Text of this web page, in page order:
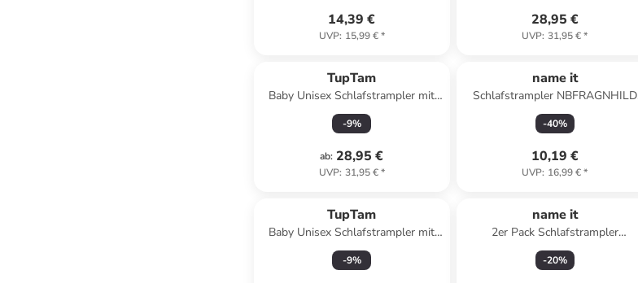
14,39 €
UVP: 15,99 €*
28,95 €
UVP: 31,95 €*
TupTam
Baby Unisex Schlafstrampler mit
Fuß 3er Pack in beige/weiß
-9%
ab: 28,95 €
UVP: 31,95 €*
name it
Schlafstrampler NBFRAGNHILD
NIGHTSUIT in keepsake lilac
-40%
10,19 €
UVP: 16,99 €*
TupTam
Baby Unisex Schlafstrampler mit
Fuß 3er Pack in blau Modell 1
-9%
name it
2er Pack Schlafstrampler
NBMNIGHTSUIT FOX in shadow
-20%